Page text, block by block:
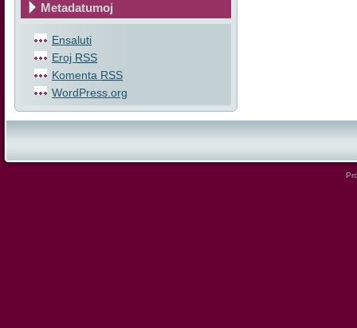
Metadatumoj
Ensaluti
Eroj RSS
Komenta RSS
WordPress.org